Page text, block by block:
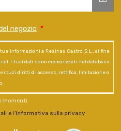
negozio *
informazioni a Resinas Castro S.L., al fine
I tuoi dati sono memorizzati nel database
i tuoi diritti di accesso, rettifica, limitazione o
momenti.
e l’informativa sulla privacy.